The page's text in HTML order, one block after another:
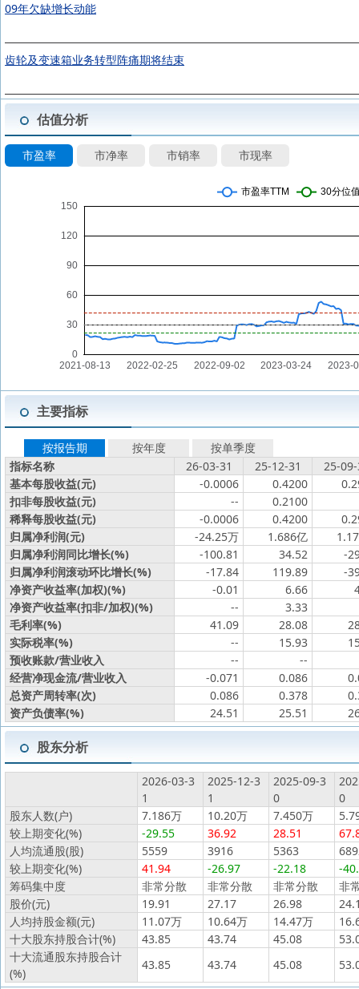
09年欠缺增长动能
齿轮及变速箱业务转型阵痛期将结束
估值分析
市盈率 市净率 市销率 市现率
主要指标
按报告期 按年度
按单季度
指标名称
26-03-31 25-12-31
25-
基本每股收益(元)
-0.0006 0.4200
扣非每股收益(元)
--
0.2100
稀释每股收益(元)
-0.0006 0.4200
归属净利润(元)
-24.25万 1.686亿
归属净利润同比增长(%)
-100.81 34.52
-
归属净利润滚动环比增长(%)
-17.84 119.89
-
净资产收益率(加权)(%)
-0.01 6.66
净资产收益率(扣非/加权)(%)
--
3.33
毛利率(%)
41.09 28.08
实际税率(%)
-- 15.93
预收账款/营业收入
--
--
经营净现金流/营业收入
-0.071 0.086
总资产周转率(次)
0.086 0.378
资产负债率(%)
24.51 25.51
股东分析
2026-03-3
1
2025-12-3
1
2025-09-3
0
0
股东人数(户)
7.186万 10.20万 7.450万
较上期变化(%)
-29.55 36.92 28.51
人均流通股(股)
5559 3916 5363
较上期变化(%)
41.94 -26.97 -22.18
-
筹码集中度
非常分散 非常分散 非常分散
非
股价(元)
19.91 27.17 26.98
人均持股金额(元)
11.07万 10.64万 14.47万
十大股东持股合计(%)
43.85 43.74 45.08
十大流通股东持股合计
(%)
43.85 43.74 45.08